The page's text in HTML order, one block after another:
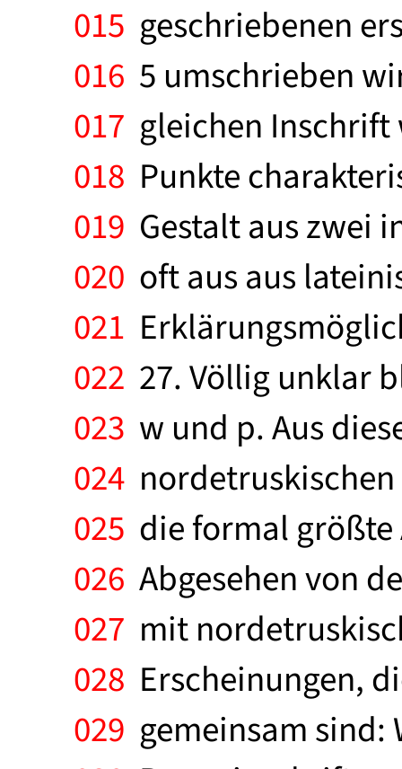
015 geschriebenen
016 5 umschrieben
017 gleichen Inschrift
018 Punkte
019 Gestalt aus zwei
020 oft aus aus
021
022 27. Völlig unklar
023 w und p. Aus
024
025 die formal größte
026 Abgesehen von
027 mit
028 Erscheinungen,
029 gemeinsam sind: